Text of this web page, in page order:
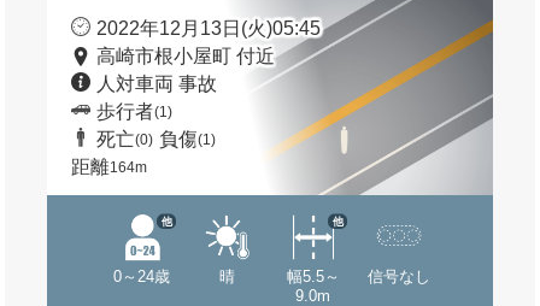
2022年12月13日(火)05:45
高崎市根小屋町 付近
人対車両 事故
歩行者(1)
死亡(0) 負傷(1)
距離164m
0～24歳
他
晴
幅5.5～
9.0m
他
信号なし